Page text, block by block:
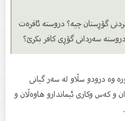
گۆڕستان چیە؟ دروستە ئافرەت
سەردانى گۆڕی کافر بکرێ؟
درودو سڵاو لە سەر گیانى
كەس وكارى ئیماندارو هاوەڵان و